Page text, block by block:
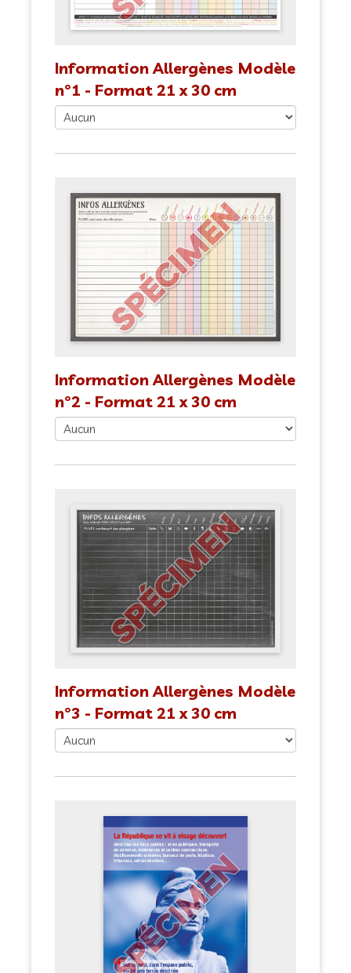
Information Allergènes Modèle
n°1 - Format 21 x 30 cm
Information Allergènes Modèle
n°2 - Format 21 x 30 cm
Information Allergènes Modèle
n°3 - Format 21 x 30 cm